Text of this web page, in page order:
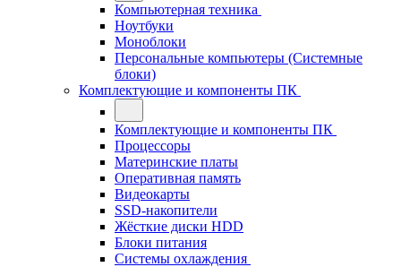
Компьютерная техника
Ноутбуки
Моноблоки
Персональные компьютеры (Системные
блоки)
Комплектующие и компоненты ПК
Комплектующие и компоненты ПК
Процессоры
Материнские платы
Оперативная память
Видеокарты
SSD-накопители
Жёсткие диски HDD
Блоки питания
Системы охлаждения